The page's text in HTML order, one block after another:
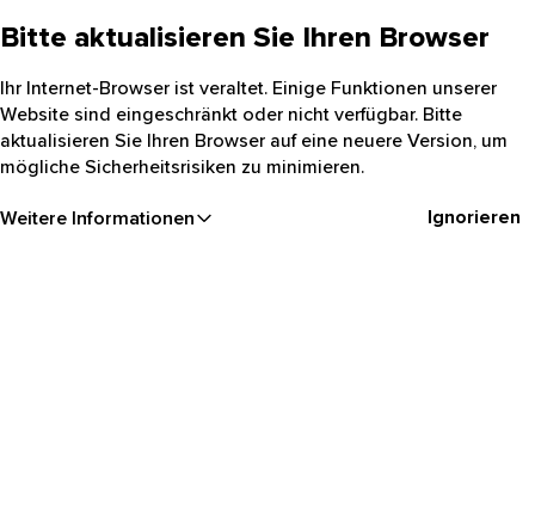
Bitte aktualisieren Sie Ihren Browser
Ihr Internet-Browser ist veraltet. Einige Funktionen unserer
Website sind eingeschränkt oder nicht verfügbar. Bitte
aktualisieren Sie Ihren Browser auf eine neuere Version, um
mögliche Sicherheitsrisiken zu minimieren.
Weitere Informationen Ignorieren